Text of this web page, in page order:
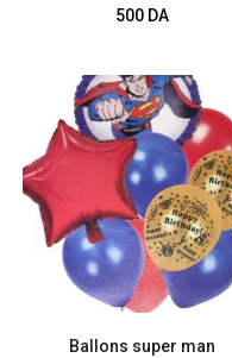
500 DA
Ballons super man